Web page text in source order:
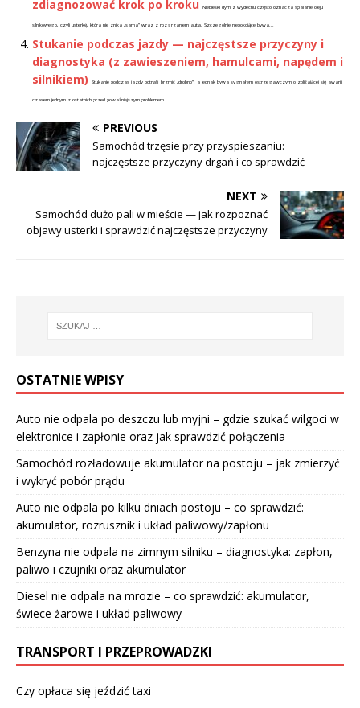
zdiagnozować krok po kroku Niebieski dym z wydechu często oznacza spalanie oleju
silnikowego, czyli usterkę, która nie znika „sama” wraz z rozgrzaniem auta. Szczególnie niepokojące bywa...
Stukanie podczas jazdy — najczęstsze przyczyny i
diagnostyka (z zawieszeniem, hamulcami, napędem i
silnikiem)
Stukanie podczas jazdy potrafi brzmić „drobno”, a jednak bywa sygnałem ostrzegawczym o zbliżającej się awarii,
czasem jednym z ostatnich przed poważniejszym problemem....
PREVIOUS
Samochód trzęsie przy przyspieszaniu:
najczęstsze przyczyny drgań i co sprawdzić
NEXT
Samochód dużo pali w mieście — jak rozpoznać
objawy usterki i sprawdzić najczęstsze przyczyny
OSTATNIE WPISY
Auto nie odpala po deszczu lub myjni – gdzie szukać wilgoci w
elektronice i zapłonie oraz jak sprawdzić połączenia
Samochód rozładowuje akumulator na postoju – jak zmierzyć
i wykryć pobór prądu
Auto nie odpala po kilku dniach postoju – co sprawdzić:
akumulator, rozrusznik i układ paliwowy/zapłonu
Benzyna nie odpala na zimnym silniku – diagnostyka: zapłon,
paliwo i czujniki oraz akumulator
Diesel nie odpala na mrozie – co sprawdzić: akumulator,
świece żarowe i układ paliwowy
TRANSPORT I PRZEPROWADZKI
Czy opłaca się jeździć taxi